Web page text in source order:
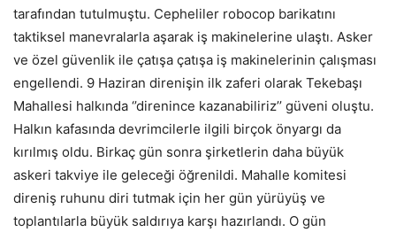
tarafından tutulmuştu. Cepheliler robocop barikatını
taktiksel manevralarla aşarak iş makinelerine ulaştı. Asker
ve özel güvenlik ile çatışa çatışa iş makinelerinin çalışması
engellendi. 9 Haziran direnişin ilk zaferi olarak Tekebaşı
Mahallesi halkında ‘’direnince kazanabiliriz’’ güveni oluştu.
Halkın kafasında devrimcilerle ilgili birçok önyargı da
kırılmış oldu. Birkaç gün sonra şirketlerin daha büyük
askeri takviye ile geleceği öğrenildi. Mahalle komitesi
direniş ruhunu diri tutmak için her gün yürüyüş ve
toplantılarla büyük saldırıya karşı hazırlandı. O gün